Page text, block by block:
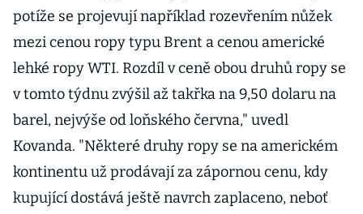
potíže se projevují například rozevřením nůžek
mezi cenou ropy typu Brent a cenou americké
lehké ropy WTI. Rozdíl v ceně obou druhů ropy se
v tomto týdnu zvýšil až takřka na 9,50 dolaru na
barel, nejvýše od loňského června," uvedl
Kovanda. "Některé druhy ropy se na americkém
kontinentu už prodávají za zápornou cenu, kdy
kupující dostává ještě navrch zaplaceno, neboť